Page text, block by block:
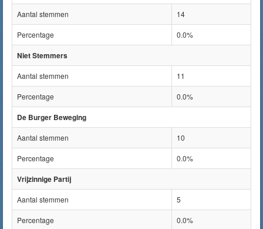
Aantal stemmen 14
Percentage 0.0%
Niet Stemmers
Aantal stemmen 11
Percentage 0.0%
De Burger Beweging
Aantal stemmen 10
Percentage 0.0%
Vrijzinnige Partij
Aantal stemmen 5
Percentage 0.0%